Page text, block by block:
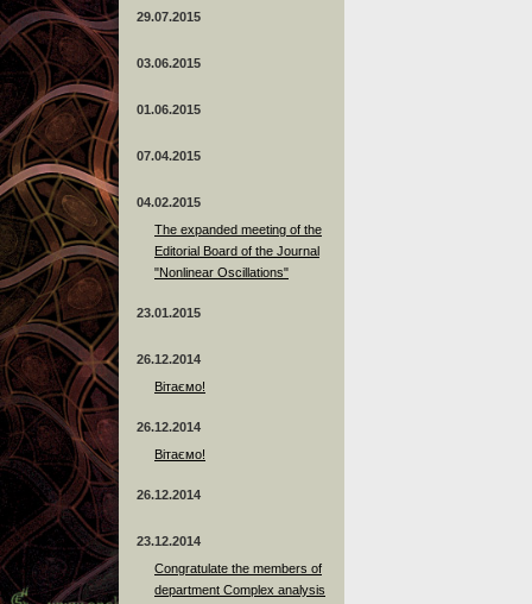
29.07.2015
03.06.2015
01.06.2015
07.04.2015
04.02.2015
The expanded meeting of the
Editorial Board of the Journal
"Nonlinear Oscillations"
23.01.2015
26.12.2014
Вітаємо!
26.12.2014
Вітаємо!
26.12.2014
23.12.2014
Сongratulate the members of
department Complex analysis